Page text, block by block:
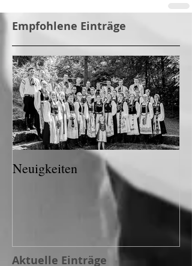
Empfohlene Einträge
Neuigkeiten
Aktuelle Einträge